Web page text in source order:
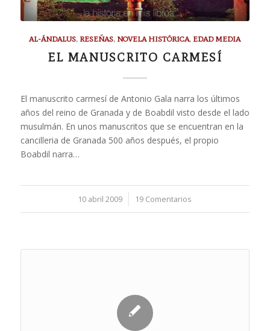
AL-ÁNDALUS, RESEÑAS, NOVELA HISTÓRICA, EDAD MEDIA
EL MANUSCRITO CARMESÍ
El manuscrito carmesí de Antonio Gala narra los últimos
años del reino de Granada y de Boabdil visto desde el lado
musulmán. En unos manuscritos que se encuentran en la
cancilleria de Granada 500 años después, el propio
Boabdil narra…
10 abril 2009
/ 19 Comentarios